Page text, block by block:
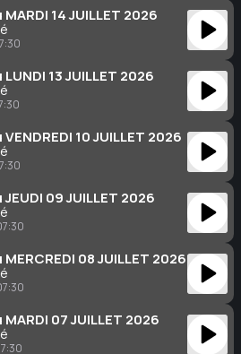
14 JUILLET 2026
13 JUILLET 2026
10 JUILLET 2026
09 JUILLET 2026
08 JUILLET 2026
07 JUILLET 2026